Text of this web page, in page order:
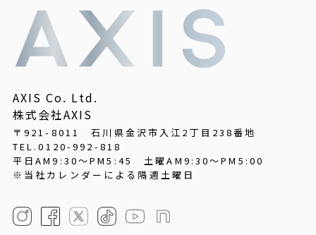
AXIS Co. Ltd.
株式会社AXIS
〒921-8011 石川県金沢市入江2丁目238番地
TEL.0120-992-818
平日AM9:30～PM5:45 土曜AM9:30～PM5:00
※当社カレンダーによる隔週土曜日